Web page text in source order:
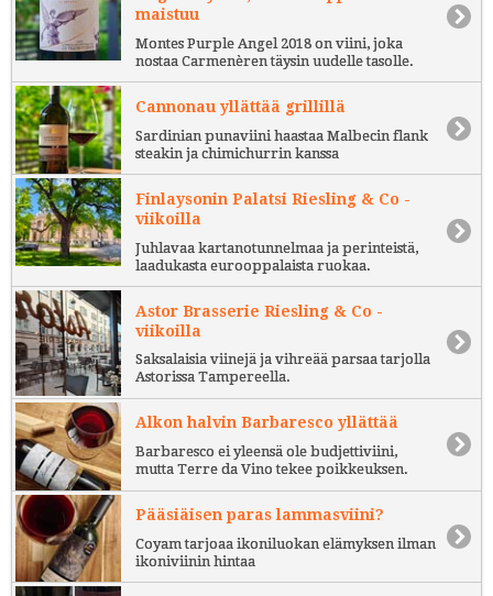
maistuu
Montes Purple Angel 2018 on viini, joka
nostaa Carmenèren täysin uudelle tasolle.
Cannonau yllättää grillillä
Sardinian punaviini haastaa Malbecin flank
steakin ja chimichurrin kanssa
Finlaysonin Palatsi Riesling & Co -
viikoilla
Juhlavaa kartanotunnelmaa ja perinteistä,
laadukasta eurooppalaista ruokaa.
Astor Brasserie Riesling & Co -
viikoilla
Saksalaisia viinejä ja vihreää parsaa tarjolla
Astorissa Tampereella.
Alkon halvin Barbaresco yllättää
Barbaresco ei yleensä ole budjettiviini,
mutta Terre da Vino tekee poikkeuksen.
Pääsiäisen paras lammasviini?
Coyam tarjoaa ikoniluokan elämyksen ilman
ikoniviinin hintaa